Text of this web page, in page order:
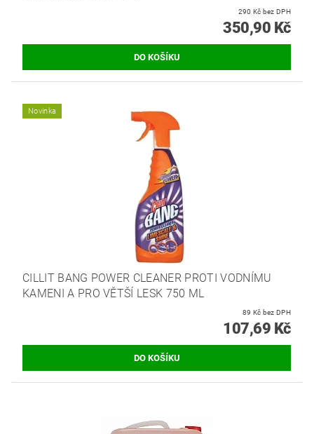
290 Kč bez DPH
350,90 Kč
Novinka
CILLIT BANG POWER CLEANER PROTI VODNÍMU
KAMENI A PRO VĚTŠÍ LESK 750 ML
89 Kč bez DPH
107,69 Kč